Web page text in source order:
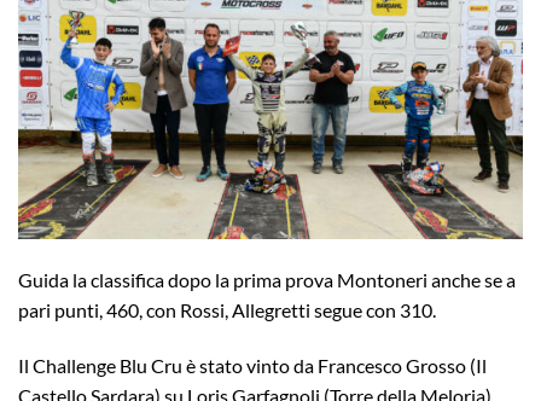
Guida la classifica dopo la prima prova Montoneri anche se a
pari punti, 460, con Rossi, Allegretti segue con 310.
Il Challenge Blu Cru è stato vinto da Francesco Grosso (Il
Castello Sardara) su Loris Garfagnoli (Torre della Meloria).